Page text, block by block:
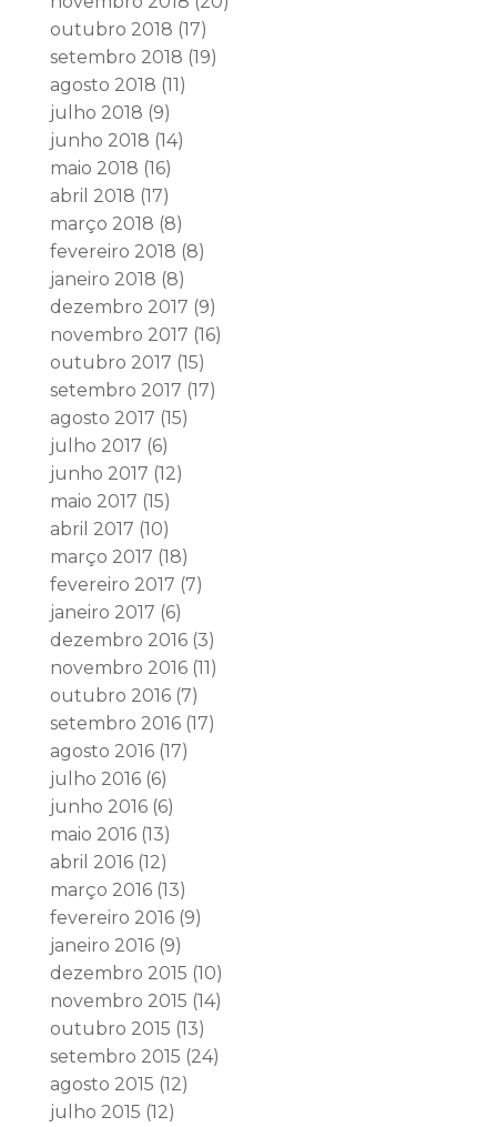
outubro 2018 (17)
setembro 2018 (19)
agosto 2018 (11)
julho 2018 (9)
junho 2018 (14)
maio 2018 (16)
abril 2018 (17)
março 2018 (8)
fevereiro 2018 (8)
janeiro 2018 (8)
dezembro 2017 (9)
novembro 2017 (16)
outubro 2017 (15)
setembro 2017 (17)
agosto 2017 (15)
julho 2017 (6)
junho 2017 (12)
maio 2017 (15)
abril 2017 (10)
março 2017 (18)
fevereiro 2017 (7)
janeiro 2017 (6)
dezembro 2016(3)
novembro 2016(11)
outubro 2016(7)
setembro 2016(17)
agosto 2016(17)
julho 2016(6)
junho 2016(6)
maio 2016(13)
abril 2016(12)
março 2016(13)
fevereiro 2016(9)
janeiro 2016(9)
dezembro 2015 (10)
novembro 2015 (14)
outubro 2015 (13)
setembro 2015 (24)
agosto 2015 (12)
julho 2015 (12)